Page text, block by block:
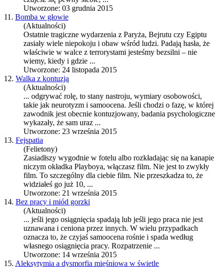
Utworzone: 03 grudnia 2015
11. Bomba w głowie
(Aktualności)
Ostatnie tragiczne wydarzenia z Paryża, Bejrutu czy Egiptu
zasiały wiele niepokoju i obaw wśród ludzi. Padają hasła, że
właściwie w walce z terrorystami jesteśmy bezsilni – nie
wiemy, kiedy i gdzie ...
Utworzone: 24 listopada 2015
12. Walka z kontuzją
(Aktualności)
... odgrywać rolę, to stany nastroju, wymiary osobowości,
takie jak neurotyzm i samoocena. Jeśli chodzi o fazę, w której
zawodnik jest obecnie kontuzjowany, badania psychologiczne
wykazały, że sam uraz ...
Utworzone: 23 września 2015
13. Fejspatia
(Felietony)
Zasiadłszy wygodnie w fotelu albo rozkładając się na kanapie
niczym okładka Playboya, włączasz film. Nie jest to zwykły
film. To szczególny dla ciebie film. Nie przeszkadza to, że
widziałeś go już 10, ...
Utworzone: 21 września 2015
14. Bez pracy i miód gorzki
(Aktualności)
... jeśli jego osiągnięcia spadają lub jeśli jego praca nie jest
uznawana i ceniona przez innych. W wielu przypadkach
oznacza to, że czyjaś samoocena rośnie i spada według
własnego osiągnięcia pracy. Rozpatrzenie ...
Utworzone: 14 września 2015
15. Aleksytymia a dysmorfia mięśniowa w świetle